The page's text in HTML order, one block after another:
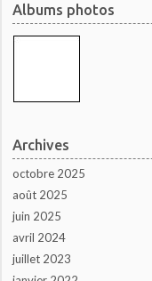
Albums photos
Archives
octobre 2025
août 2025
juin 2025
avril 2024
juillet 2023